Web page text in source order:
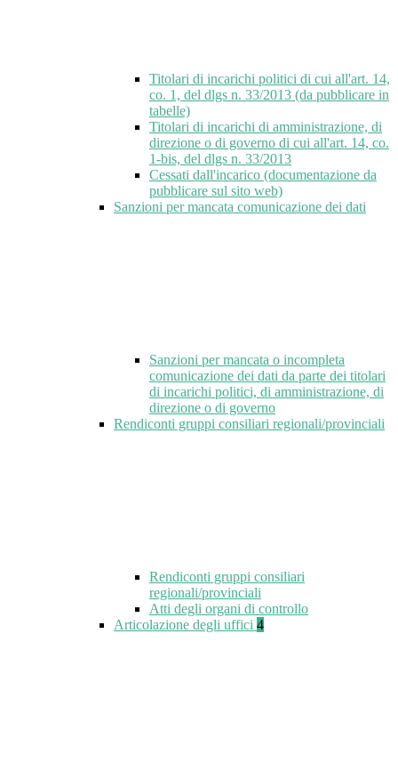
Titolari di incarichi politici di cui all'art. 14,
co. 1, del dlgs n. 33/2013 (da pubblicare in
tabelle)
Titolari di incarichi di amministrazione, di
direzione o di governo di cui all'art. 14, co.
1-bis, del dlgs n. 33/2013
Cessati dall'incarico (documentazione da
pubblicare sul sito web)
Sanzioni per mancata comunicazione dei dati
Sanzioni per mancata o incompleta
comunicazione dei dati da parte dei titolari
di incarichi politici, di amministrazione, di
direzione o di governo
Rendiconti gruppi consiliari regionali/provinciali
Rendiconti gruppi consiliari
regionali/provinciali
Atti degli organi di controllo
Articolazione degli uffici 4